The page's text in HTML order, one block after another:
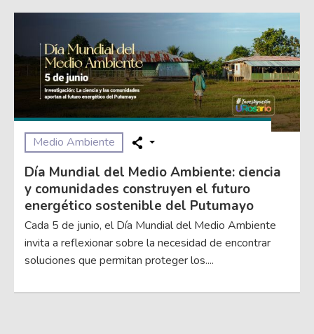
Medio Ambiente
Día Mundial del Medio Ambiente: ciencia
y comunidades construyen el futuro
energético sostenible del Putumayo
Cada 5 de junio, el Día Mundial del Medio Ambiente
invita a reflexionar sobre la necesidad de encontrar
soluciones que permitan proteger los....